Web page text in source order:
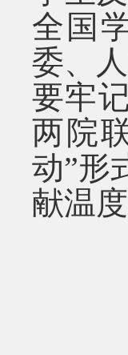
全国
委、
要牢
两院
动”形
献温